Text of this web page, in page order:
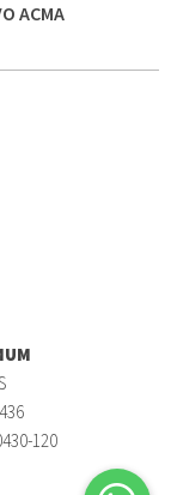
ACMA
120